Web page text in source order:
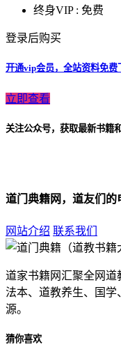
终身VIP : 免费
登录后购买
开通vip会员，全站资料免费
立即查看
关注公众号，获取最新书籍
道门典籍网，道友们的
网站介绍 联系我们
道家书籍网汇聚全网道
法本、道教养生、国
源。
猜你喜欢